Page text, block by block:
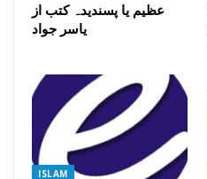
عظیم یا پسندیدہ کتب از
یاسر جواد
ISLAM